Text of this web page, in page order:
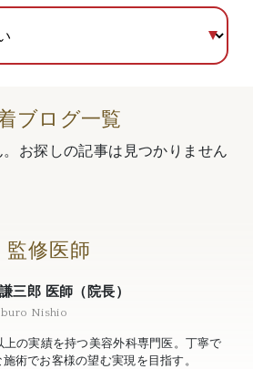
ブログ一覧
お探しの記事は見つかりません
監修医師
三郎 医師（院長）
Nishio
上の実績を持つ美容外科専門医。丁寧で
術でお客様の望む実現を目指す。